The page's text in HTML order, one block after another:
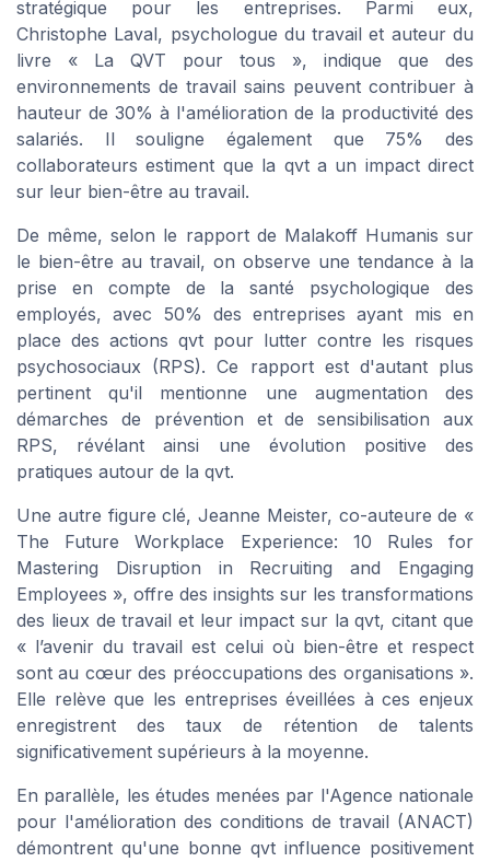
stratégique pour les entreprises. Parmi eux,
Christophe Laval, psychologue du travail et auteur du
livre « La QVT pour tous », indique que des
environnements de travail sains peuvent contribuer à
hauteur de 30% à l'amélioration de la productivité des
salariés. Il souligne également que 75% des
collaborateurs estiment que la qvt a un impact direct
sur leur bien-être au travail.
De même, selon le rapport de Malakoff Humanis sur
le bien-être au travail, on observe une tendance à la
prise en compte de la santé psychologique des
employés, avec 50% des entreprises ayant mis en
place des actions qvt pour lutter contre les risques
psychosociaux (RPS). Ce rapport est d'autant plus
pertinent qu'il mentionne une augmentation des
démarches de prévention et de sensibilisation aux
RPS, révélant ainsi une évolution positive des
pratiques autour de la qvt.
Une autre figure clé, Jeanne Meister, co-auteure de «
The Future Workplace Experience: 10 Rules for
Mastering Disruption in Recruiting and Engaging
Employees », offre des insights sur les transformations
des lieux de travail et leur impact sur la qvt, citant que
« l’avenir du travail est celui où bien-être et respect
sont au cœur des préoccupations des organisations ».
Elle relève que les entreprises éveillées à ces enjeux
enregistrent des taux de rétention de talents
significativement supérieurs à la moyenne.
En parallèle, les études menées par l'Agence nationale
pour l'amélioration des conditions de travail (ANACT)
démontrent qu'une bonne qvt influence positivement